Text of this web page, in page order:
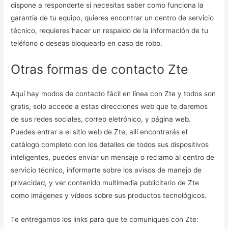
dispone a responderte si necesitas saber como funciona la
garantía de tu equipo, quieres encontrar un centro de servicio
técnico, requieres hacer un respaldo de la información de tu
teléfono o deseas bloquearlo en caso de robo.
Otras formas de contacto Zte
Aquí hay modos de contacto fácil en línea con Zte y todos son
gratis, solo accede a estas direcciones web que te daremos
de sus redes sociales, correo eletrónico, y página web.
Puedes entrar a el sitio web de Zte, allí encontrarás el
catálogo completo con los detalles de todos sus dispositivos
inteligentes, puedes enviar un mensaje o reclamo al centro de
servicio técnico, informarte sobre los avisos de manejo de
privacidad, y ver contenido multimedia publicitario de Zte
como imágenes y vídeos sobre sus productos tecnológicos.
Te entregamos los links para que te comuniques con Zte: